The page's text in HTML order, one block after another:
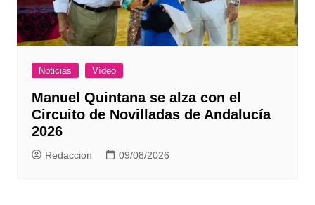
Noticias Vídeo
Manuel Quintana se alza con el
Circuito de Novilladas de Andalucía
2026
Redaccion 09/08/2026